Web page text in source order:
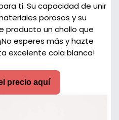
ti. Su capacidad de unir
porosos y su
producto un chollo que
esperes más y hazte
excelente cola blanca!
precio aquí